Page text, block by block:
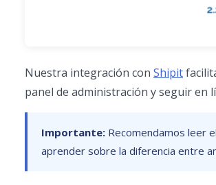
Nuestra integración con Shipit
panel de administración y seguir en
Importante: Recomendamos leer
aprender sobre la diferencia entre